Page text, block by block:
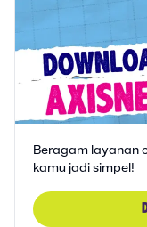
Beragam layanan
kamu jadi simpel!